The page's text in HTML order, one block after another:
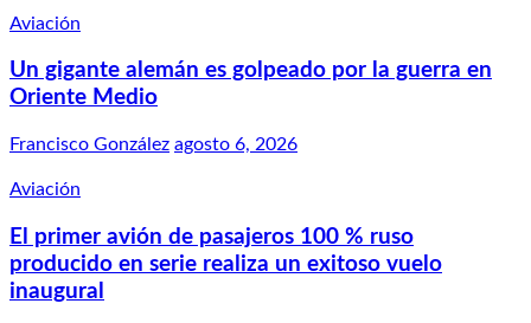
Aviación
Un gigante alemán es golpeado por la guerra en
Oriente Medio
Francisco González agosto 6, 2026
Aviación
El primer avión de pasajeros 100 % ruso
producido en serie realiza un exitoso vuelo
inaugural